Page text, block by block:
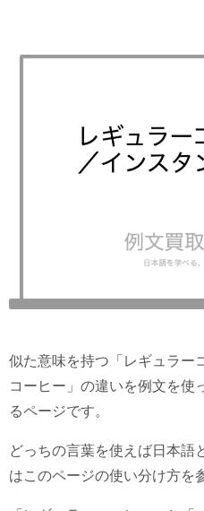
似た意味を持つ「レギュラー
コーヒー」の違いを例文を使
るページです。
どっちの言葉を使えば日本語
はこのページの使い分け方を